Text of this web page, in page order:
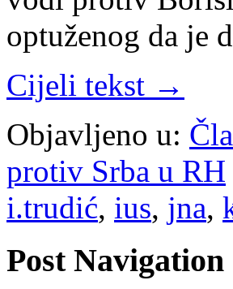
optuženog da je
Cijeli tekst →
Objavljeno u:
protiv Srba u RH
i.trudić, ius, jna,
Post Navigation